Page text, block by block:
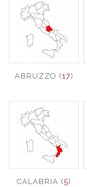
ABRUZZO (17)
CALABRIA (5)